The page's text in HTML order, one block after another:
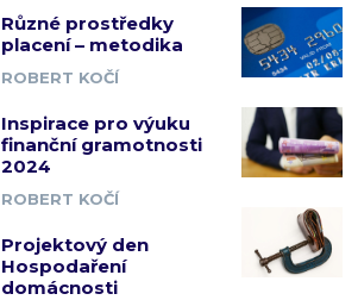
Různé prostředky
placení – metodika
ROBERT KOČÍ
Inspirace pro výuku
finanční gramotnosti
2024
ROBERT KOČÍ
Projektový den
Hospodaření
domácnosti